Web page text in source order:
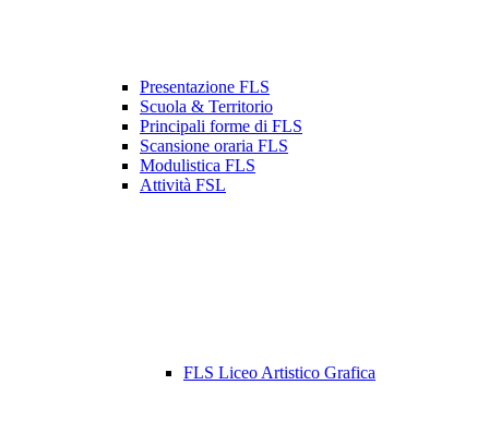
Presentazione FLS
Scuola & Territorio
Principali forme di FLS
Scansione oraria FLS
Modulistica FLS
Attività FSL
FLS Liceo Artistico Grafica